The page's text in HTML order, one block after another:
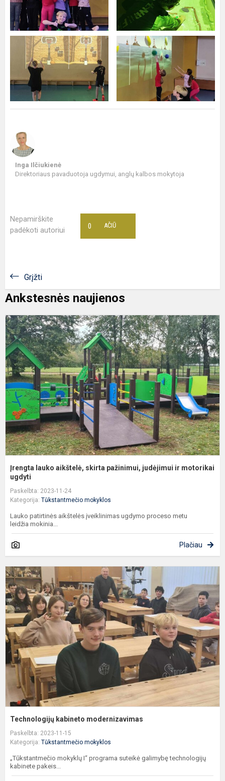
Inga Ilčiukienė
Direktoriaus pavaduotoja ugdymui, anglų kalbos mokytoja
Nepamirškite
padėkoti autoriui
AČIŪ
0
Grįžti
Ankstesnės naujienos
Įrengta lauko aikštelė, skirta pažinimui, judėjimui ir motorikai
ugdyti
Paskelbta: 2023-11-24
Kategorija: Tūkstantmečio mokyklos
Lauko patirtinės aikštelės įveiklinimas ugdymo proceso metu
leidžia mokinia...
Plačiau
Technologijų kabineto modernizavimas
Paskelbta: 2023-11-15
Kategorija: Tūkstantmečio mokyklos
„Tūkstantmečio mokyklų I“ programa suteikė galimybę technologijų
kabinete pakeis...